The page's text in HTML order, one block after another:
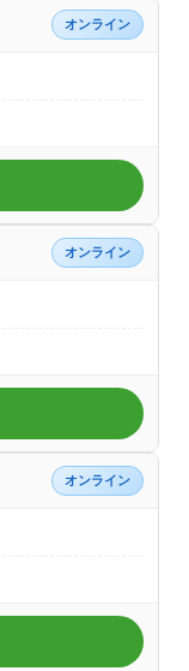
オンライン
オンライン
オンライン